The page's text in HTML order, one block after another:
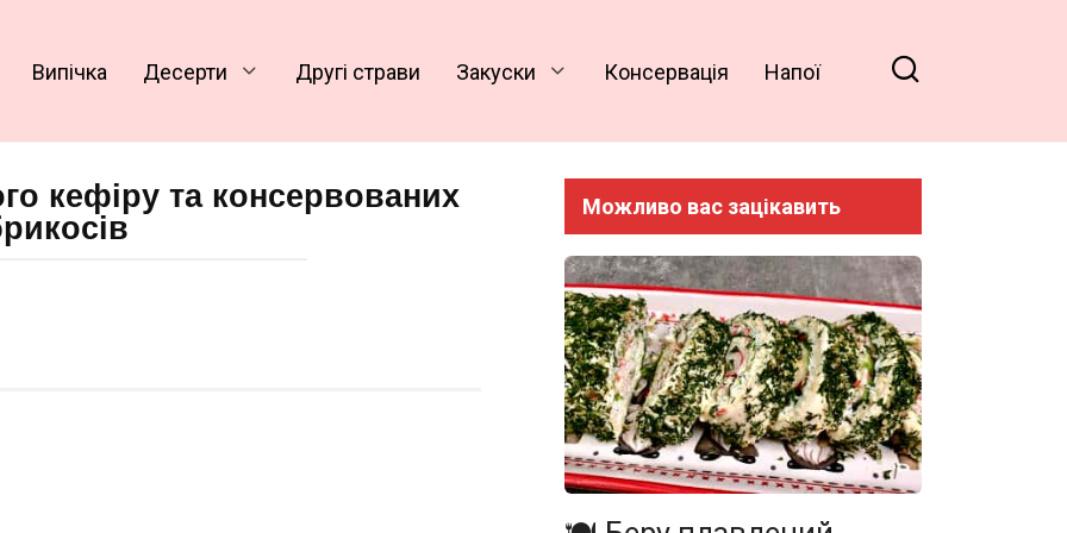
Випічка Десерти Другі страви Закуски Консервація Напої
кефіру та консервованих Можливо вас зацікавить